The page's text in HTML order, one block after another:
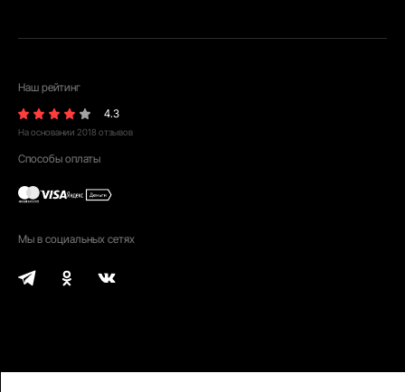
Наш рейтинг
4.3
На основании 2018 отзывов
Способы оплаты
Мы в социальных сетях